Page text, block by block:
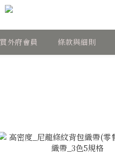
買外府會員 條款與細則